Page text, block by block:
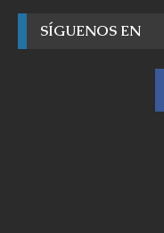
SÍGUENOS EN